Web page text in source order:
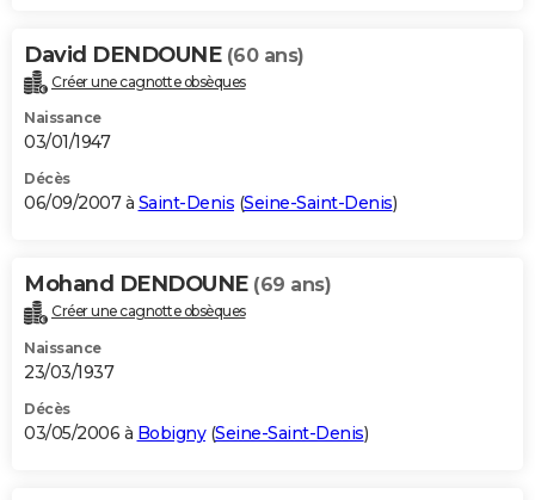
David DENDOUNE (60 ans)
Créer une cagnotte obsèques
Naissance
03/01/1947
Décès
06/09/2007 à Saint-Denis (Seine-Saint-Denis)
Mohand DENDOUNE (69 ans)
Créer une cagnotte obsèques
Naissance
23/03/1937
Décès
03/05/2006 à Bobigny(Seine-Saint-Denis)